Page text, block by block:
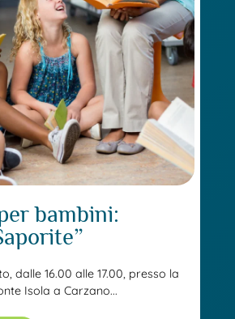
bambini:
dalle 16.00 alle 17.00, presso la
Isola a Carzano...